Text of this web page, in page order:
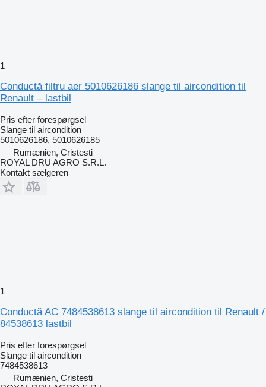
1
Conductă filtru aer 5010626186 slange til aircondition til
Renault – lastbil
Pris efter forespørgsel
Slange til aircondition
5010626186, 5010626185
Rumænien, Cristesti
ROYAL DRU AGRO S.R.L.
Kontakt sælgeren
1
Conductă AC 7484538613 slange til aircondition til Renault /
84538613 lastbil
Pris efter forespørgsel
Slange til aircondition
7484538613
Rumænien, Cristesti